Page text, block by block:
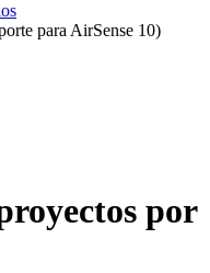
para AirSense 10)
por